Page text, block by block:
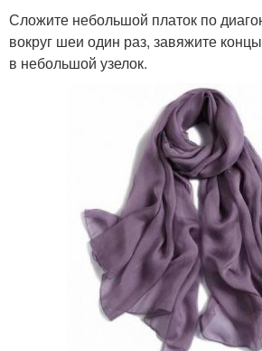
Сложите небольшой платок по
вокруг шеи один раз, завяжите
в небольшой узелок.